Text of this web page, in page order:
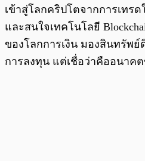
เข้าสู่โลกคริปโตจากการเทรด
และสนใจเทคโนโลยี
ของโลกการเงิน มองสินทรัพ
การลงทุน แต่เชื่อว่าคืออนาค